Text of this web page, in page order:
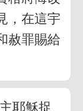
，在這宇
赦罪賜給
耶穌捉